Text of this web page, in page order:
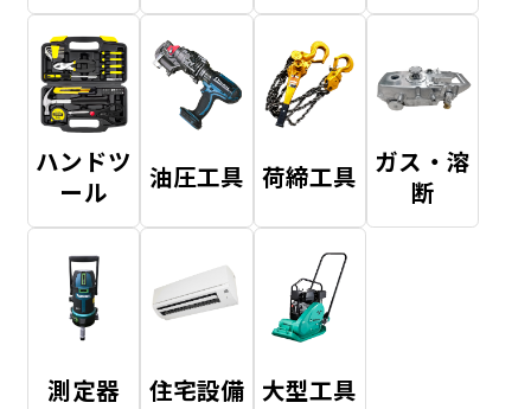
ハンドツ
ール
油圧工具 荷締工具 ガス・溶
断
測定器 住宅設備 大型工具